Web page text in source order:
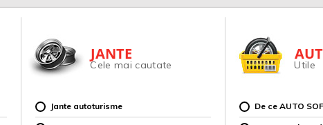
JANTE
Cele mai cautate
Jante autoturisme
Utile
De ce AUTO